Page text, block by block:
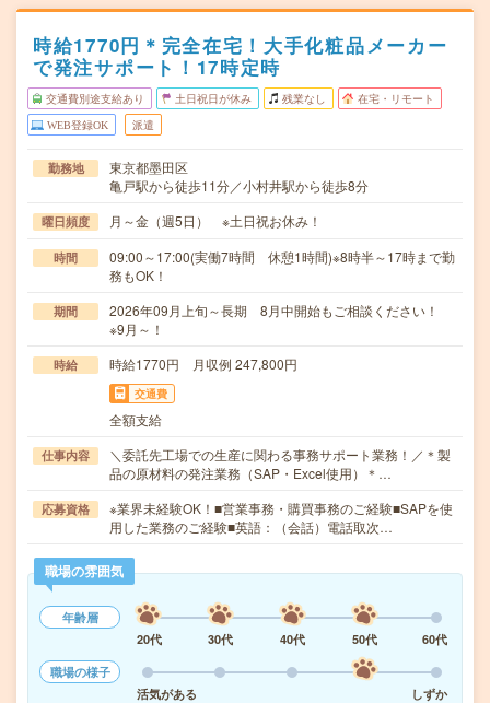
時給1770円＊完全在宅！大手化粧品メーカー
で発注サポート！17時定時
交通費別途支給あり 土日祝日が休み 残業なし 在宅・リモート
WEB登録OK 派遣
勤務地
東京都墨田区
亀戸駅から徒歩11分／小村井駅から徒歩8分
曜日頻度 月～金（週5日） ※土日祝お休み！
時間
09:00～17:00(実働7時間 休憩1時間)※8時半～17時まで勤
務もOK！
期間
2026年09月上旬～長期 8月中開始もご相談ください！
※9月～！
時給 時給1770円 月収例 247,800円
交通費
全額支給
仕事内容
＼委託先工場での生産に関わる事務サポート業務！／＊製
品の原材料の発注業務（SAP・Excel使用）＊…
応募資格
※業界未経験OK！■営業事務・購買事務のご経験■SAPを使
用した業務のご経験■英語：（会話）電話取次…
職場の雰囲気
年齢層
20代
30代 40代 50代
60代
職場の様子
活気がある
しずか